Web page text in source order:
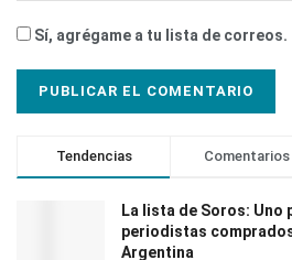
Sí, agrégame a tu lista de correos.
Tendencias Comentarios
La lista de Soros:
periodistas comprados
Argentina